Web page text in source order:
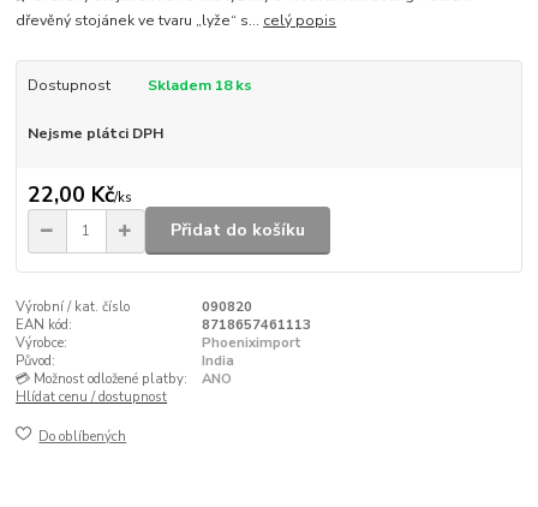
dřevěný stojánek ve tvaru „lyže“ s... celý popis
Dostupnost Skladem 18 ks
Nejsme plátci DPH
22,00 Kč/ks
Přidat do košíku
Výrobní / kat. číslo
090820
EAN kód:
8718657461113
Výrobce:
Phoeniximport
Původ:
India
💳 Možnost odložené platby:
ANO
Hlídat cenu / dostupnost
Do oblíbených